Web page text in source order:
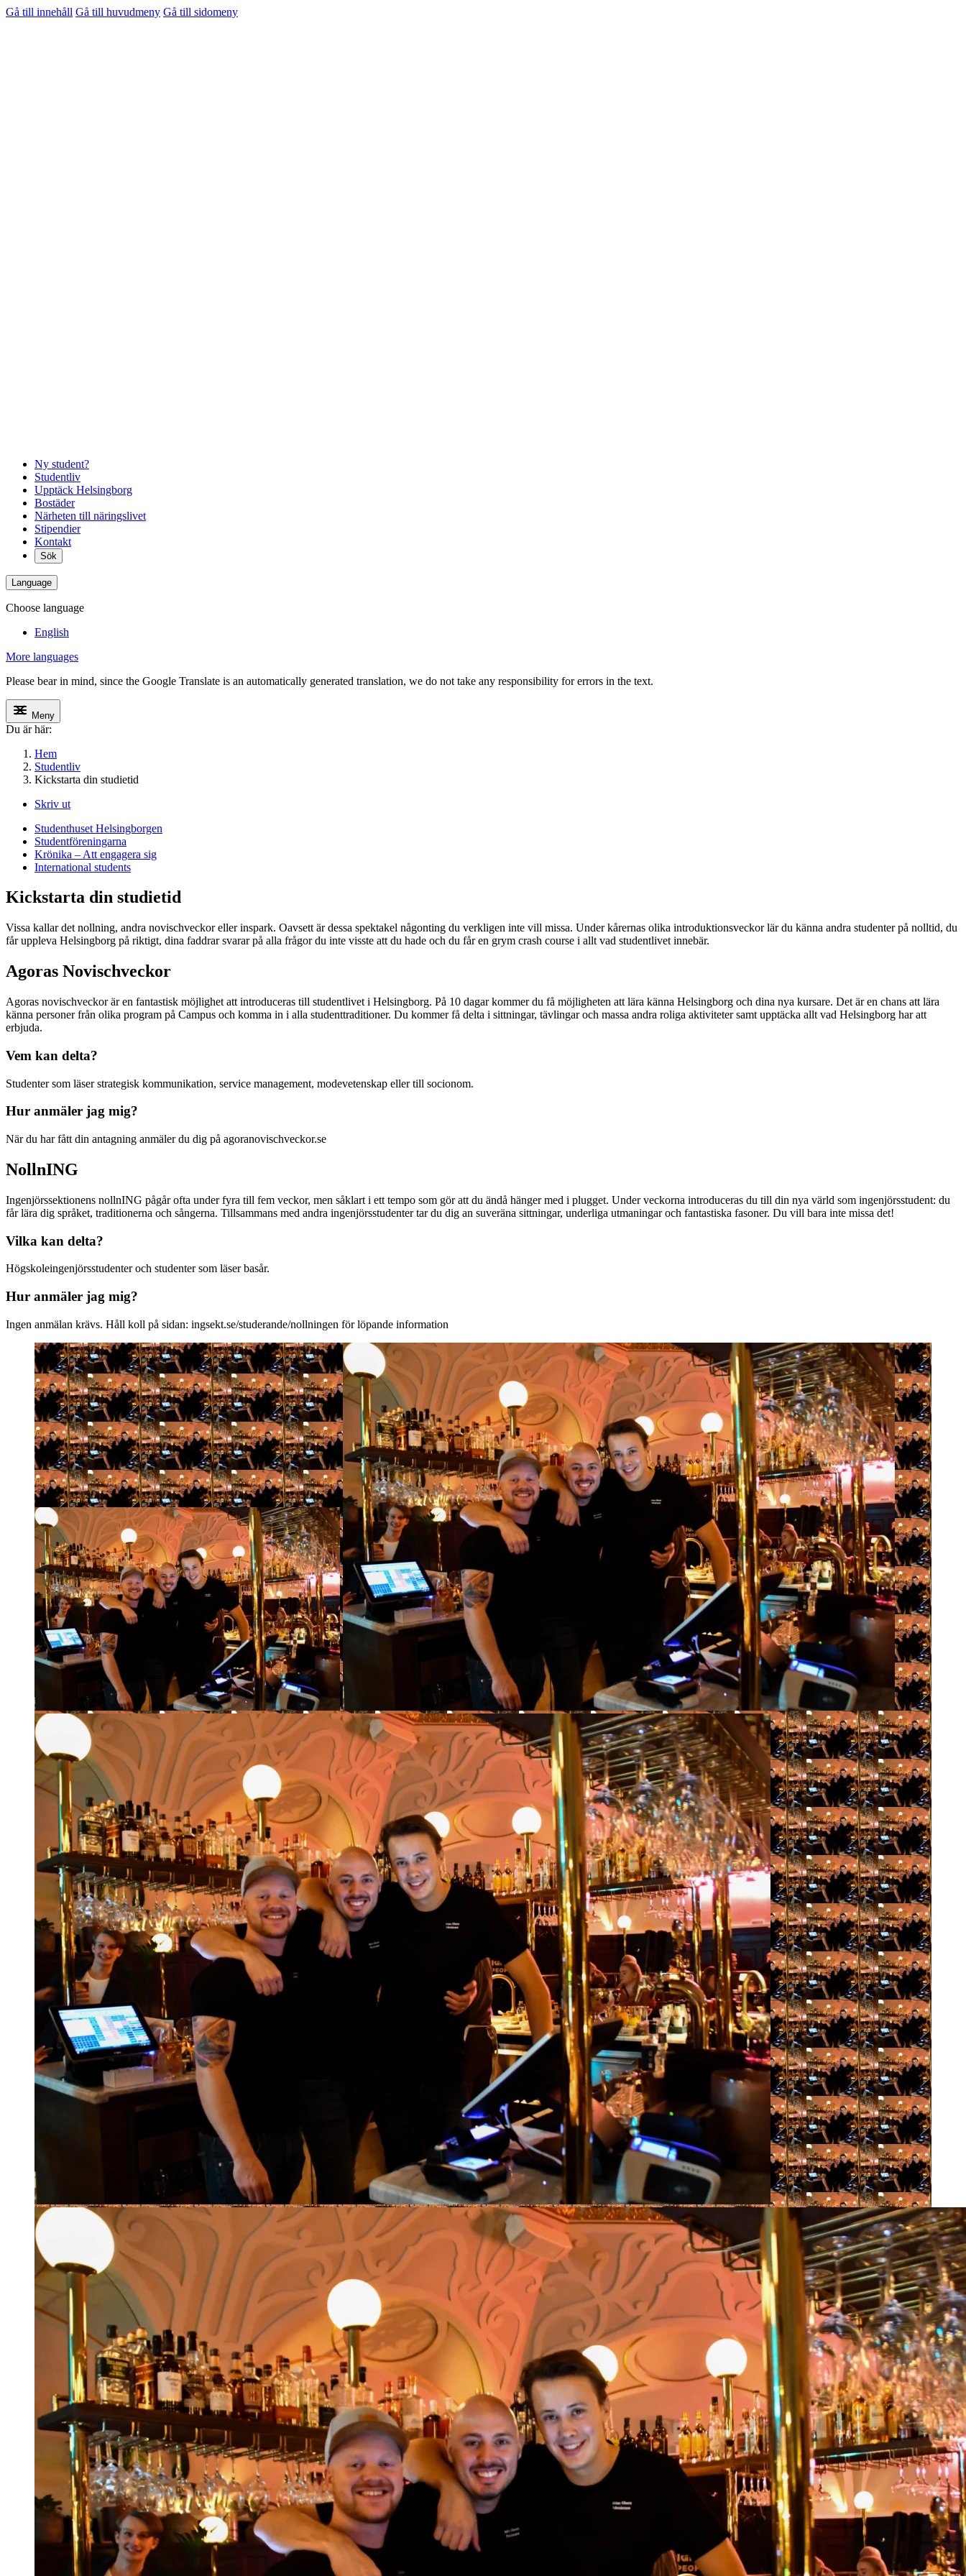
Gå till innehåll Gå till huvudmeny Gå till sidomeny
Ny student?
Studentliv
Upptäck Helsingborg
Bostäder
Närheten till näringslivet
Stipendier
Kontakt
Sök
Language
Choose language
English
More languages
Please bear in mind, since the Google Translate is an automatically generated translation, we do not take any responsibility for errors in the text.
Meny
Du är här:
Hem
Studentliv
Kickstarta din studietid
Skriv ut
Studenthuset Helsingborgen
Studentföreningarna
Krönika – Att engagera sig
International students
Kickstarta din studietid
Vissa kallar det nollning, andra novischveckor eller inspark. Oavsett är dessa spektakel någonting du verkligen inte vill missa. Under kårernas olika introduktionsveckor lär du känna andra studenter på nolltid, du
får uppleva Helsingborg på riktigt, dina faddrar svarar på alla frågor du inte visste att du hade och du får en grym crash course i allt vad studentlivet innebär.
Agoras Novischveckor
Agoras novischveckor är en fantastisk möjlighet att introduceras till studentlivet i Helsingborg. På 10 dagar kommer du få möjligheten att lära känna Helsingborg och dina nya kursare. Det är en chans att lära
känna personer från olika program på Campus och komma in i alla studenttraditioner. Du kommer få delta i sittningar, tävlingar och massa andra roliga aktiviteter samt upptäcka allt vad Helsingborg har att
erbjuda.
Vem kan delta?
Studenter som läser strategisk kommunikation, service management, modevetenskap eller till socionom.
Hur anmäler jag mig?
När du har fått din antagning anmäler du dig på agoranovischveckor.se
NollnING
Ingenjörssektionens nollnING pågår ofta under fyra till fem veckor, men såklart i ett tempo som gör att du ändå hänger med i plugget. Under veckorna introduceras du till din nya värld som ingenjörsstudent: du
får lära dig språket, traditionerna och sångerna. Tillsammans med andra ingenjörsstudenter tar du dig an suveräna sittningar, underliga utmaningar och fantastiska fasoner. Du vill bara inte missa det!
Vilka kan delta?
Högskoleingenjörsstudenter och studenter som läser basår.
Hur anmäler jag mig?
Ingen anmälan krävs. Håll koll på sidan: ingsekt.se/studerande/nollningen för löpande information